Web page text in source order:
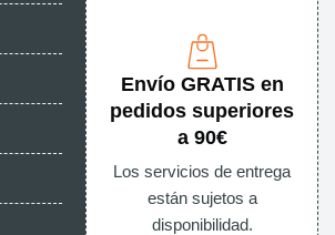
Envío GRATIS en
pedidos superiores
a 90€
Los servicios de entrega
están sujetos a
disponibilidad.